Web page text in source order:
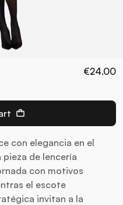
€24.00
con elegancia en el
pieza de lencería
con motivos
el escote
invitan a la